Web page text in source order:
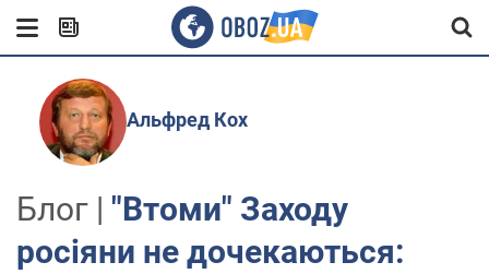
Альфред Кох
Блог | "Втоми" Заходу
росіяни не дочекаються: